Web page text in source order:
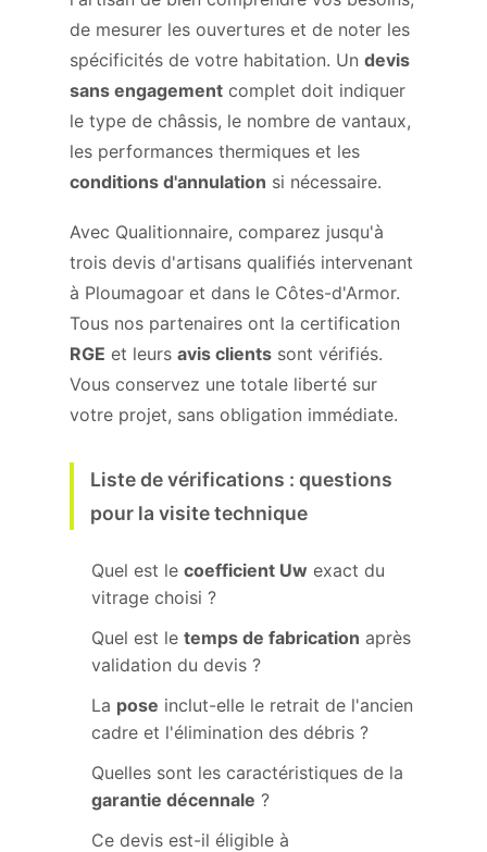
de mesurer les ouvertures et de noter les
spécificités de votre habitation. Un devis
sans engagement complet doit indiquer
le type de châssis, le nombre de vantaux,
les performances thermiques et les
conditions d'annulation si nécessaire.
Avec Qualitionnaire, comparez jusqu'à
trois devis d'artisans qualifiés intervenant
à Ploumagoar et dans le Côtes-d'Armor.
Tous nos partenaires ont la certification
RGE et leurs avis clients sont vérifiés.
Vous conservez une totale liberté sur
votre projet, sans obligation immédiate.
Liste de vérifications : questions
pour la visite technique
Quel est le coefficient Uw exact du
vitrage choisi ?
Quel est le temps de fabrication après
validation du devis ?
La pose inclut-elle le retrait de l'ancien
cadre et l'élimination des débris ?
Quelles sont les caractéristiques de la
garantie décennale ?
Ce devis est-il éligible à